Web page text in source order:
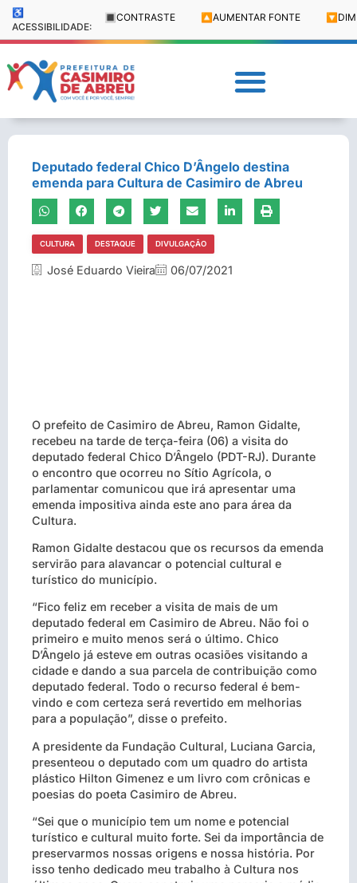
♿
ACESSIBILIDADE:
🔳 CONTRASTE 🔼 AUMENTAR FONTE 🔽
Deputado federal Chico D’Ângelo destina
emenda para Cultura de Casimiro de Abreu
CULTURA DESTAQUE DIVULGAÇÃO
José Eduardo Vieira 06/07/2021
O prefeito de Casimiro de Abreu, Ramon Gidalte,
recebeu na tarde de terça-feira (06) a visita do
deputado federal Chico D’Ângelo (PDT-RJ). Durante
o encontro que ocorreu no Sítio Agrícola, o
parlamentar comunicou que irá apresentar uma
emenda impositiva ainda este ano para área da
Cultura.
Ramon Gidalte destacou que os recursos da emenda
servirão para alavancar o potencial cultural e
turístico do município.
“Fico feliz em receber a visita de mais de um
deputado federal em Casimiro de Abreu. Não foi o
primeiro e muito menos será o último. Chico
D’Ângelo já esteve em outras ocasiões visitando a
cidade e dando a sua parcela de contribuição como
deputado federal. Todo o recurso federal é bem-
vindo e com certeza será revertido em melhorias
para a população”, disse o prefeito.
A presidente da Fundação Cultural, Luciana Garcia,
presenteou o deputado com um quadro do artista
plástico Hilton Gimenez e um livro com crônicas e
poesias do poeta Casimiro de Abreu.
“Sei que o município tem um nome e potencial
turístico e cultural muito forte. Sei da importância de
preservarmos nossas origens e nossa história. Por
isso tenho dedicado meu trabalho à Cultura nos